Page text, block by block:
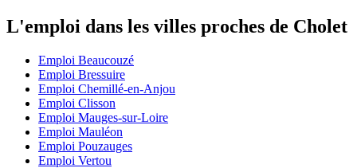
L'emploi dans les villes proches de Cholet
Emploi Beaucouzé
Emploi Bressuire
Emploi Chemillé-en-Anjou
Emploi Clisson
Emploi Mauges-sur-Loire
Emploi Mauléon
Emploi Pouzauges
Emploi Vertou